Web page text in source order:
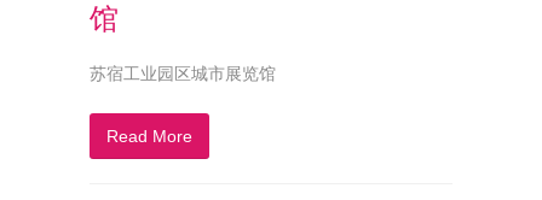
馆
苏宿工业园区城市展览馆
Read More